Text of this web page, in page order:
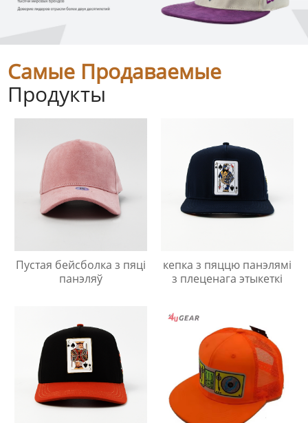
Самые Продаваемые
Продукты
Пустая бейсболка з пяці
панэляў
кепка з пяццю панэлямі
з плеценага этыкеткі